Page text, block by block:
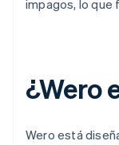
impagos, lo que
¿Wero
Wero está